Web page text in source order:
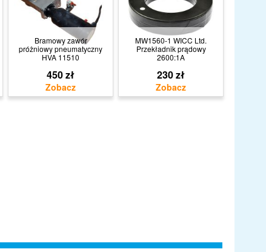
Bramowy zawór
próżniowy pneumatyczny
HVA 11510
450 zł
MW1560-1 WICC Ltd.
Przekładnik prądowy
2600:1A
230 zł